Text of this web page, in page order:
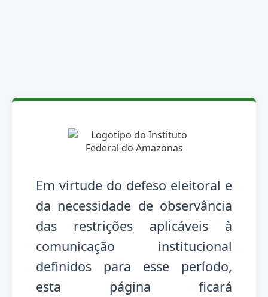
Em virtude do defeso eleitoral e
da necessidade de observância
das restrições aplicáveis à
comunicação institucional
definidos para esse período,
esta página ficará